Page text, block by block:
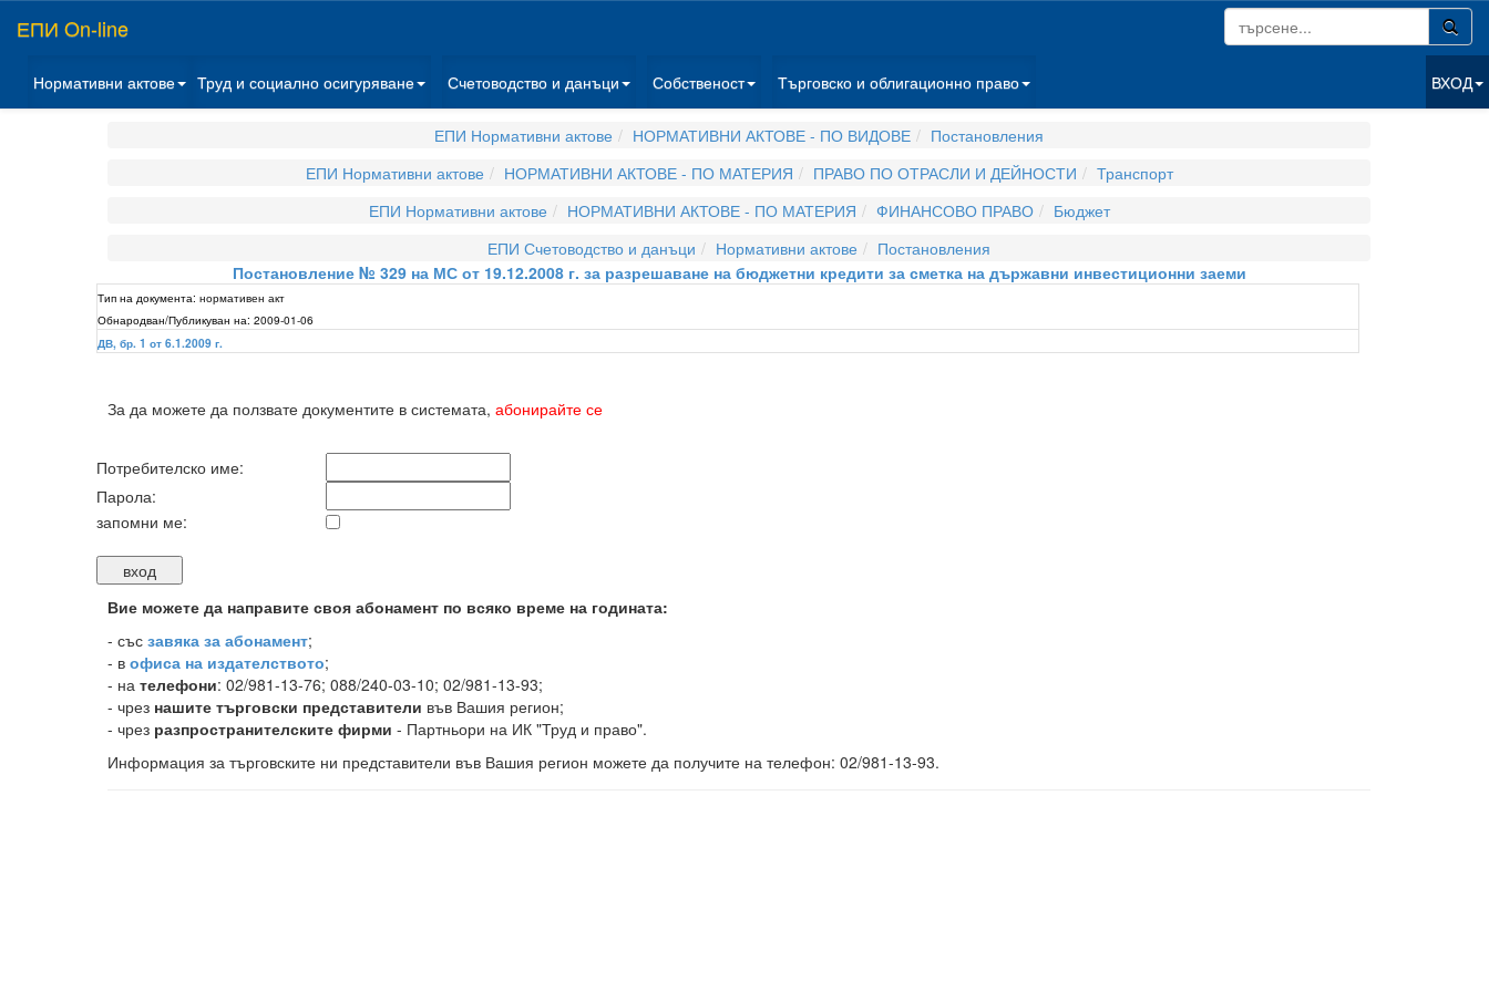
ЕПИ On-line
Нормативни актове Труд и социално осигуряване Счетоводство и данъци Собственост Търговско и облигационно право ВХОД
ЕПИ Нормативни актове НОРМАТИВНИ АКТОВЕ - ПО ВИДОВЕ
Постановления
ЕПИ Нормативни актове
НОРМАТИВНИ АКТОВЕ - ПО МАТЕРИЯ ПРАВО ПО ОТРАСЛИ И ДЕЙНОСТИ
Транспорт
ЕПИ Нормативни актове
НОРМАТИВНИ АКТОВЕ - ПО МАТЕРИЯ ФИНАНСОВО ПРАВО
Бюджет
ЕПИ Счетоводство и данъци
Нормативни актове
Постановления
Постановление № 329 на МС от 19.12.2008 г. за разрешаване на бюджетни кредити за сметка на държавни инвестиционни заеми
Тип на документа: нормативен акт
Обнародван/Публикуван на: 2009-01-06
ДВ, бр. 1 от 6.1.2009 г.
За да можете да ползвате документите в системата, абонирайте се
Потребителско име:
Парола:
запомни ме:
Вие можете да направите своя абонамент по всяко време на годината:
- със завяка за абонамент;
- в офиса на издателството;
- на телефони: 02/981-13-76; 088/240-03-10; 02/981-13-93;
- чрез нашите търговски представители във Вашия регион;
- чрез разпространителските фирми - Партньори на ИК "Труд и право".
Информация за търговските ни представители във Вашия регион можете да получите на телефон: 02/981-13-93.